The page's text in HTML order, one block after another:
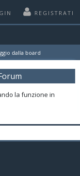
REGISTRATI
dalla board
la funzione in